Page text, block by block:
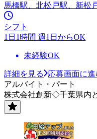
馬橋駅、北松戸駅、新松
シフト
1日1時間 週1日からOK
未経験OK
詳細を見る
応募画面に進
アルバイト・パート
株式会社創新◇千葉県内